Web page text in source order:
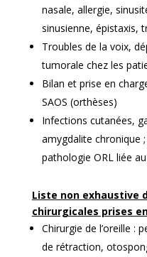
nasale, allergie,
sinusienne, épistaxis,
Troubles de la voix,
tumorale chez les
Bilan et prise en
SAOS (orthèses)
Infections cutanées,
amygdalite chronique
pathologie ORL liée
Liste non exhaustive
chirurgicales prises
Chirurgie de l’oreille :
de rétraction,